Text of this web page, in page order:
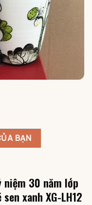
BẠN
30 năm lớp
xanh XG-LH12